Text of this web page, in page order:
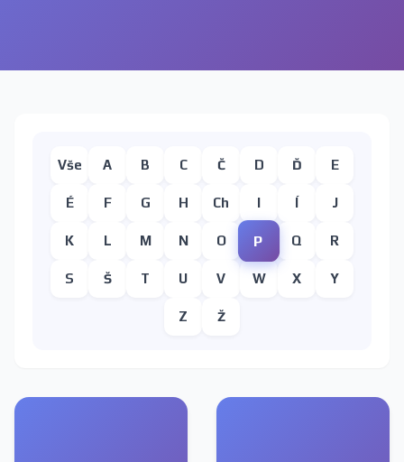
Vše A B C Č D Ď E
É F G H Ch I Í J
K L M N O P Q R
S Š T U V W X Y
Z Ž